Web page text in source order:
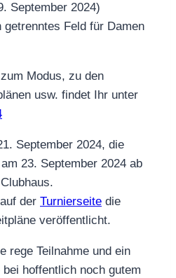
September 2024)
Feld für Damen
Modus, zu den
usw. findet Ihr unter
September 2024, die
23. September 2024 ab
der Turnierseite die
veröffentlicht.
rege Teilnahme und ein
hoffentlich noch gutem